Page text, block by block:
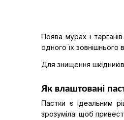
Поява мурах і
одного їх зовнішнього
Для знищення
Як влаштовані
Пастки є ідеальним
зрозуміла: щоб